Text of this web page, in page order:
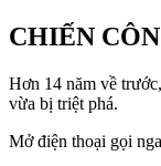
CHIẾN
Hơn 14 năm về
vừa bị triệt phá.
Mở điện thoại gọi